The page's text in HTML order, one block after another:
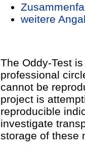
weitere
The Oddy-Test
professional
cannot be
project is
reproducible
investigate
storage of these